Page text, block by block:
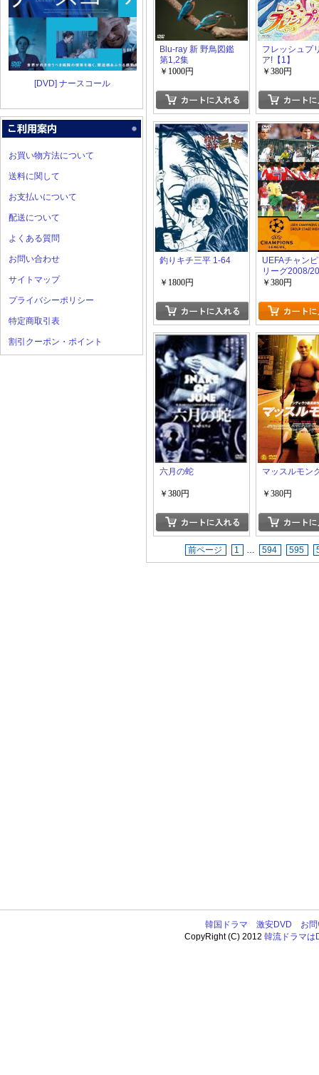
[DVD] ナースコール
お買い物方法について
送料に関して
お支払いについて
配送について
よくある質問
お問い合わせ
サイトマップ
プライバシーポリシー
特定商取引表
割引クーポン・ポイント
Blu-ray 新 野鳥図鑑
第1,2集
￥1000円
フレッシュプ
ア!【1】
￥380円
釣りキチ三平 1-64
￥1800円
UEFAチャン
リーグ2008/
ループステー
￥380円
六月の蛇
￥380円
マッスルモン
￥380円
前ページ 1 … 594 595
韓国ドラマ 激安DVD
お
CopyRight (C) 2012韓流ドラマは